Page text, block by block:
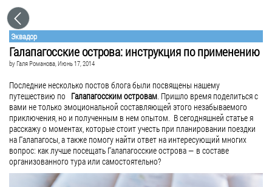
Эквадор
Галапагосские острова: инструкция по применению
byГаля Романова, Июнь 17, 2014
Последние несколько постов блога были посвящены нашему
путешествию по Галапагосским островам. Пришло время поделиться с
вами не только эмоциональной составляющей этого незабываемого
приключения, но и полученным в нем опытом. В сегодняшней статье я
расскажу о моментах, которые стоит учесть при планировании поездки
на Галапагосы, а также помогу найти ответ на интересующий многих
вопрос: как лучше посещать Галапагосские острова — в составе
организованного тура или самостоятельно?